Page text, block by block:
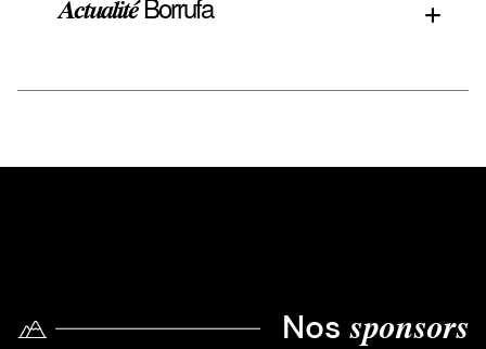
Actualité
Nos sponsors